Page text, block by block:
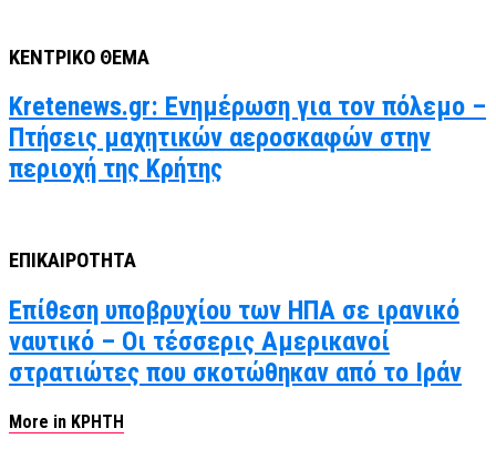
ΚΕΝΤΡΙΚΟ ΘΕΜΑ
Kretenews.gr: Ενημέρωση για τον πόλεμο –
Πτήσεις μαχητικών αεροσκαφών στην
περιοχή της Κρήτης
ΕΠΙΚΑΙΡΟΤΗΤΑ
Επίθεση υποβρυχίου των ΗΠΑ σε ιρανικό
ναυτικό – Οι τέσσερις Αμερικανοί
στρατιώτες που σκοτώθηκαν από το Ιράν
More in ΚΡΗΤΗ